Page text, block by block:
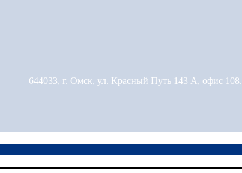
644033, г. Омск, ул. Красный Путь 143 А, офис 108.